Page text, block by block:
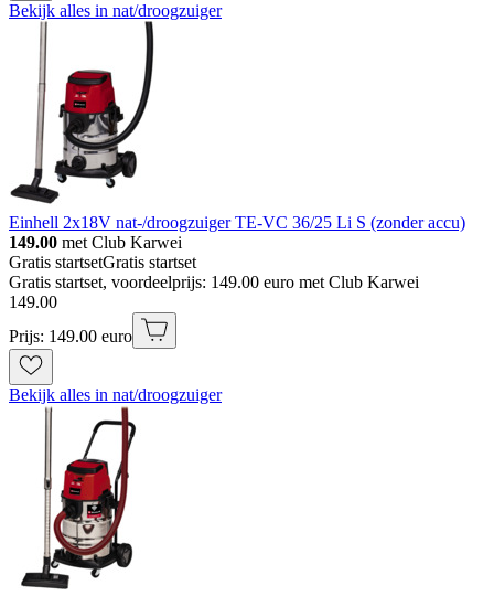
Bekijk alles in nat/droogzuiger
Einhell 2x18V nat-/droogzuiger TE-VC 36/25 Li S (zonder accu)
149.00 met Club Karwei
Gratis startsetGratis startset
Gratis startset, voordeelprijs: 149.00 euro met Club Karwei
149.00
Prijs: 149.00 euro
Bekijk alles in nat/droogzuiger